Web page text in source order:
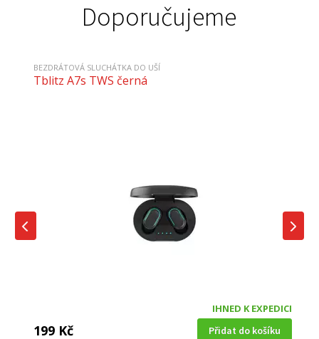
Doporučujeme
BEZDRÁTOVÁ SLUCHÁTKA DO UŠÍ
Tblitz A7s TWS černá
IHNED K EXPEDICI
199 Kč Přidat do košíku